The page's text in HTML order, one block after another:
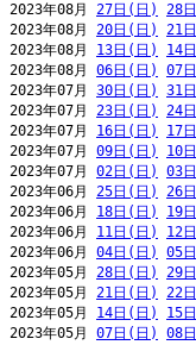
2023年08月 27日(日) 28
2023年08月 20日(日) 21
2023年08月 13日(日) 14
2023年08月 06日(日) 07
2023年07月 30日(日) 31
2023年07月 23日(日) 24
2023年07月 16日(日) 17
2023年07月 09日(日) 10
2023年07月 02日(日) 03
2023年06月 25日(日) 26
2023年06月 18日(日) 19
2023年06月 11日(日) 12
2023年06月 04日(日) 05
2023年05月 28日(日) 29
2023年05月 21日(日) 22
2023年05月 14日(日) 15
2023年05月 07日(日) 08